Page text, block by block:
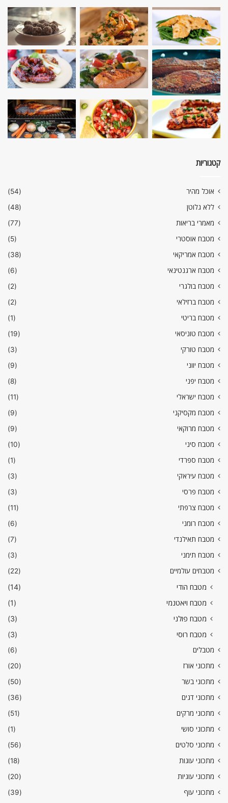
קטגוריות
אוכל מהיר
(54)
ללא גלוטן
(48)
מאמרי בריאות
(77)
מטבח אוסטרי
(5)
מטבח אמריקאי
(38)
מטבח ארגנטינאי
(6)
מטבח בולגרי
(2)
מטבח ברזילאי
(2)
מטבח בריטי
(1)
מטבח טוניסאי
(19)
מטבח טורקי
(3)
מטבח יווני
(9)
מטבח יפני
(8)
מטבח ישראלי
(11)
מטבח מקסיקני
(9)
מטבח מרוקאי
(9)
מטבח סיני
(10)
מטבח ספרדי
(1)
מטבח עיראקי
(3)
מטבח פרסי
(3)
מטבח צרפתי
(11)
מטבח רומני
(6)
מטבח תאילנדי
(7)
מטבח תימני
(3)
מטבחים עולמיים
(22)
מטבח הודי
(14)
מטבח ויאטנמי
(1)
מטבח פולני
(3)
מטבח רוסי
(3)
מטבלים
(6)
מתכוני אורז
(20)
מתכוני בשר
(50)
מתכוני דגים
(36)
מתכוני מרקים
(51)
מתכוני סושי
(1)
מתכוני סלטים
(56)
מתכוני עוגות
(18)
מתכוני עוגיות
(20)
מתכוני עוף
(39)